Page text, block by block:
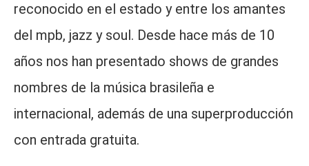
reconocido en el estado y entre los amantes
del mpb, jazz y soul. Desde hace más de 10
años nos han presentado shows de grandes
nombres de la música brasileña e
internacional, además de una superproducción
con entrada gratuita.